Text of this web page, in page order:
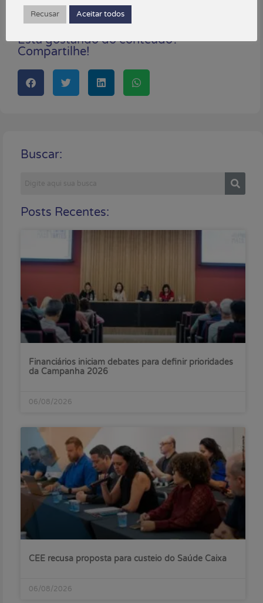
outubro 11, 2023
Está gostando do conteúdo?
Compartilhe!
Buscar:
Posts Recentes:
Financiários iniciam debates para definir prioridades
da Campanha 2026
06/08/2026
CEE recusa proposta para custeio do Saúde Caixa
06/08/2026
Recusar Aceitar todos